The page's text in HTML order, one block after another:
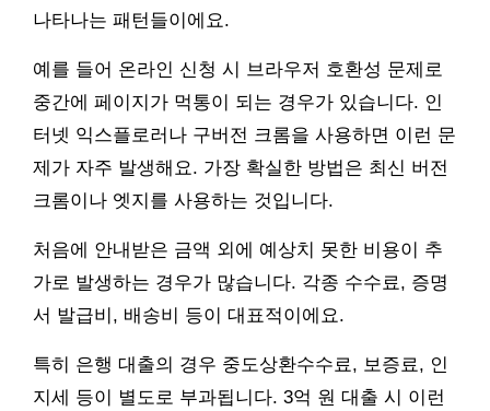
나타나는 패턴들이에요.
예를 들어 온라인 신청 시 브라우저 호환성 문제로
중간에 페이지가 먹통이 되는 경우가 있습니다. 인
터넷 익스플로러나 구버전 크롬을 사용하면 이런 문
제가 자주 발생해요. 가장 확실한 방법은 최신 버전
크롬이나 엣지를 사용하는 것입니다.
처음에 안내받은 금액 외에 예상치 못한 비용이 추
가로 발생하는 경우가 많습니다. 각종 수수료, 증명
서 발급비, 배송비 등이 대표적이에요.
특히 은행 대출의 경우 중도상환수수료, 보증료, 인
지세 등이 별도로 부과됩니다. 3억 원 대출 시 이런